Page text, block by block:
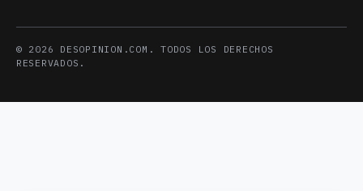
© 2026 DESOPINION.COM. TODOS LOS DERECHOS
RESERVADOS.